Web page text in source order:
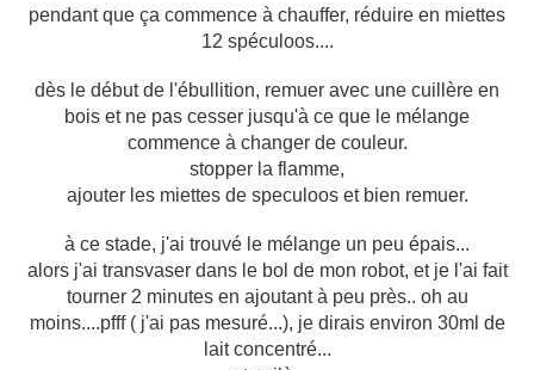
pendant que ça commence à chauffer, réduire en miettes
12 spéculoos....
dès le début de l'ébullition, remuer avec une cuillère en
bois et ne pas cesser jusqu'à ce que le mélange
commence à changer de couleur.
stopper la flamme,
ajouter les miettes de speculoos et bien remuer.
à ce stade, j'ai trouvé le mélange un peu épais...
alors j'ai transvaser dans le bol de mon robot, et je l'ai fait
tourner 2 minutes en ajoutant à peu près.. oh au
moins....pfff ( j'ai pas mesuré...), je dirais environ 30ml de
lait concentré...